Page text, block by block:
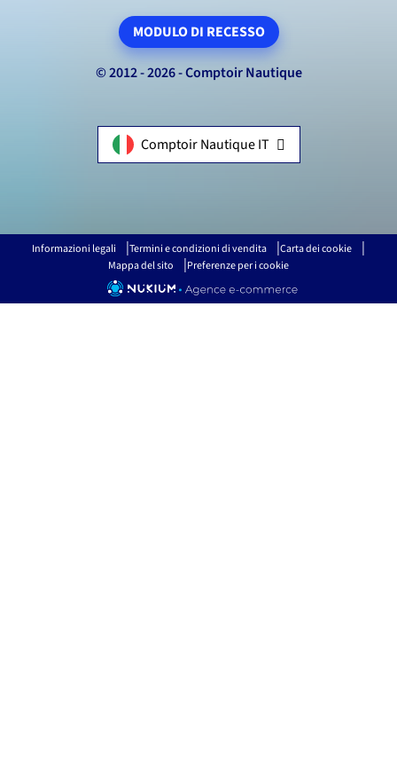
MODULO DI RECESSO
© 2012 - 2026 - Comptoir Nautique
Comptoir Nautique IT
Informazioni legali Termini e condizioni di vendita
Carta dei cookie
Mappa del sito
Preferenze per i cookie